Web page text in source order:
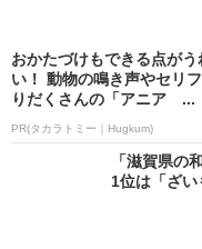
おかたづけもできる点がう
い！ 動物の鳴き声やセリ
りだくさんの「アニア ...
PR(タカラトミー｜Hugkum)
「滋賀県の
1位は「ざ